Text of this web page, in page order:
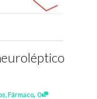
, Fármaco, 0